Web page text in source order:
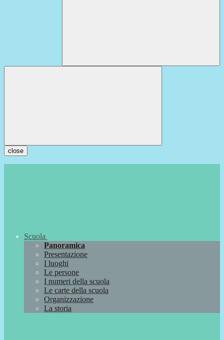
close
Scuola
Panoramica
Presentazione
I luoghi
Le persone
I numeri della scuola
Le carte della scuola
Organizzazione
La storia